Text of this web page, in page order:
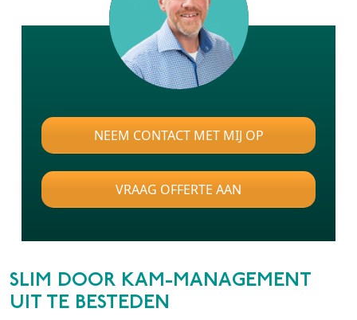
NEEM CONTACT MET MIJ OP
VRAAG OFFERTE AAN
SLIM DOOR KAM-MANAGEMENT
UIT TE BESTEDEN